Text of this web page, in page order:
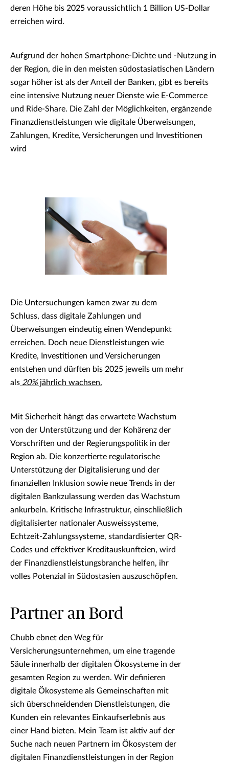
deren Höhe bis 2025 voraussichtlich 1 Billion US-Dollar
erreichen wird.
Aufgrund der hohen Smartphone-Dichte und -Nutzung in
der Region, die in den meisten südostasiatischen Ländern
sogar höher ist als der Anteil der Banken, gibt es bereits
eine intensive Nutzung neuer Dienste wie E-Commerce
und Ride-Share. Die Zahl der Möglichkeiten, ergänzende
Finanzdienstleistungen wie digitale Überweisungen,
Zahlungen, Kredite, Versicherungen und Investitionen
wird
Die Untersuchungen kamen zwar zu dem
Schluss, dass digitale Zahlungen und
Überweisungen eindeutig einen Wendepunkt
erreichen. Doch neue Dienstleistungen wie
Kredite, Investitionen und Versicherungen
entstehen und dürften bis 2025 jeweils um mehr
als 20%jährlich wachsen.
Mit Sicherheit hängt das erwartete Wachstum
von der Unterstützung und der Kohärenz der
Vorschriften und der Regierungspolitik in der
Region ab. Die konzertierte regulatorische
Unterstützung der Digitalisierung und der
finanziellen Inklusion sowie neue Trends in der
digitalen Bankzulassung werden das Wachstum
ankurbeln. Kritische Infrastruktur, einschließlich
digitalisierter nationaler Ausweissysteme,
Echtzeit-Zahlungssysteme, standardisierter QR-
Codes und effektiver Kreditauskunfteien, wird
der Finanzdienstleistungsbranche helfen, ihr
volles Potenzial in Südostasien auszuschöpfen.
Partner an Bord
Chubb ebnet den Weg für
Versicherungsunternehmen, um eine tragende
Säule innerhalb der digitalen Ökosysteme in der
gesamten Region zu werden. Wir definieren
digitale Ökosysteme als Gemeinschaften mit
sich überschneidenden Dienstleistungen, die
Kunden ein relevantes Einkaufserlebnis aus
einer Hand bieten. Mein Team ist aktiv auf der
Suche nach neuen Partnern im Ökosystem der
digitalen Finanzdienstleistungen in der Region